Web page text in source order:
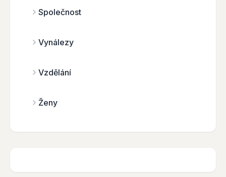
Společnost
Vynálezy
Vzdělání
Ženy